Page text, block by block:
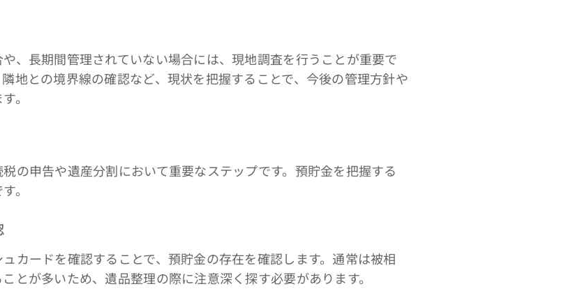
、長期間管理されていない場合には、現地調査を行うことが重要で
地との境界線の確認など、現状を把握することで、今後の管理方針や
。
の申告や遺産分割において重要なステップです。預貯金を把握する
。
カードを確認することで、預貯金の存在を確認します。通常は被相
とが多いため、遺品整理の際に注意深く探す必要があります。